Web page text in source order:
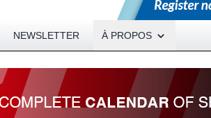
NEWSLETTER
À PROPOS